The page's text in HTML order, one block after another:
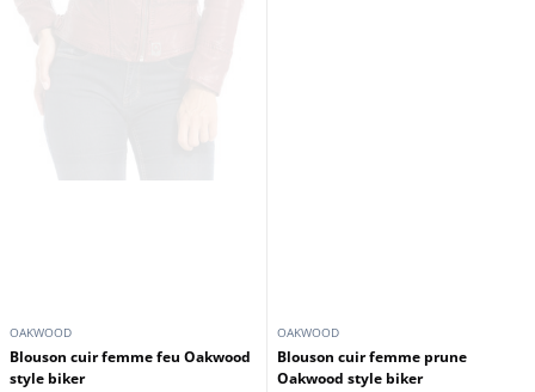
OAKWOOD
Blouson cuir femme feu Oakwood
style biker
OAKWOOD
Blouson cuir femme prune
Oakwood style biker